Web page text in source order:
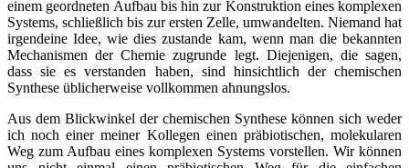
einem geordneten Aufbau bis hin zur Konstruktion eines komplexen
Systems, schließlich bis zur ersten Zelle, umwandelten. Niemand hat
irgendeine Idee, wie dies zustande kam, wenn man die bekannten
Mechanismen der Chemie zugrunde legt. Diejenigen, die sagen,
dass sie es verstanden haben, sind hinsichtlich der chemischen
Synthese üblicherweise vollkommen ahnungslos.
Aus dem Blickwinkel der chemischen Synthese können sich weder
ich noch einer meiner Kollegen einen präbiotischen, molekularen
Weg zum Aufbau eines komplexen Systems vorstellen. Wir können